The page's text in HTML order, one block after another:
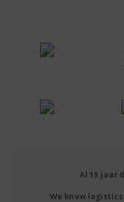
Al 15 jaar
We know logistics